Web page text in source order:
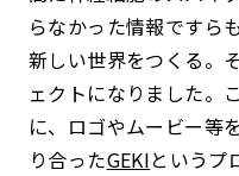
らなかった情報ですら
新しい世界をつくる。
ェクトになりました。
に、ロゴやムービー等
り合ったGEKIというプ